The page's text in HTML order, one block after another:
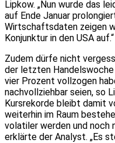
Lipkow. „Nun wurde das
auf Ende Januar
Wirtschaftsdaten zeigen
Konjunktur in den USA auf.“
Zudem dürfe nicht
der letzten
vier Prozent vollzogen
nachvollziehbar seien, so
Kursrekorde bleibt damit
weiterhin im Raum
volatiler werden und noch
erklärte der Analyst. „Es